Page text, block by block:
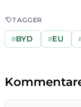
TAGGER
#BYD #EU